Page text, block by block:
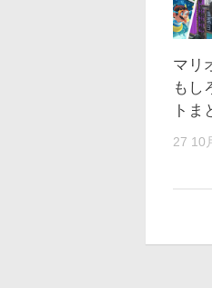
マリ
もし
トま
27 10